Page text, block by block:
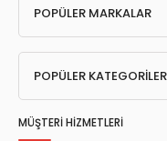
POPÜLER MARKALAR
POPÜLER KATEGORİLER
MÜŞTERİ HİZMETLERİ